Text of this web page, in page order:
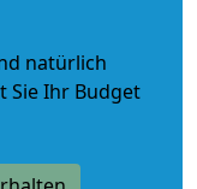
natürlich
Sie Ihr Budget